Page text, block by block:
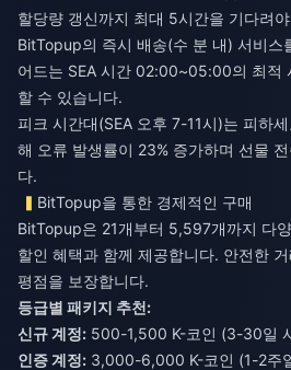
할당량 갱신까지 최대 5시간을 기다려
BitTopup의 즉시 배송(수 분 내) 서비스
어드는 SEA 시간 02:00~05:00의 최적
할 수 있습니다.
피크 시간대(SEA 오후 7-11시)는 피하
해 오류 발생률이 23% 증가하며 선물
다.
BitTopup을 통한 경제적인 구매
BitTopup은 21개부터 5,597개까지 다
할인 혜택과 함께 제공합니다. 안전한
평점을 보장합니다.
등급별 패키지 추천:
신규 계정: 500-1,500 K-코인 (3-30일
인증 계정: 3,000-6,000 K-코인 (1-2주